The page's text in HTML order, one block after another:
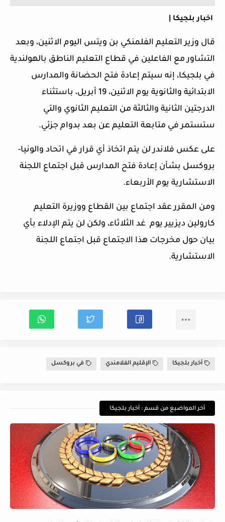
اخبار بلجيكا |
قال وزير التعليم الفلمنكي بن ​​ويتس اليوم الاثنين، وبعد
التشاور مع الفاعلين في قطاع التعليم الناطق بالهولندية
في بلجيكا، إنه سيتم إعادة فتح الحضانة والمدارس
الابتدائية والثانوية يوم الاثنين، 19 أبريل،
باستثناء
الدرجتين الثانية والثالثة من التعليم الثانوي والتي
ستستمر في متابعة التعليم عن بعد بدوام جزئي.
على عكس فلاندر لن يتم اتخاذ أي قرار في اتحاد والونيا-
بروكسل بشأن إعادة فتح المدارس قبل اجتماع اللجنة
الاستشارية يوم الأربعاء.
ومن المقرر عقد اجتماع بين القطاع ووزيرة التعليم
كارولين ديزيير يوم غد الثلاثاء، ولكن لن يتم الإدلاء بأي
بيان حول مخرجات هذا الاجتماع قبل اجتماع اللجنة
الاستشارية.
أخبار بلجيكا الإقليم الفلامندي في بروكسل
أخر المواضيع من قسم : أخبار بلجيكا